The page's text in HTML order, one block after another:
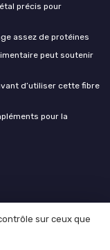
précis pour
assez de protéines
peut soutenir
d’utiliser cette fibre
pour la
sur ceux que